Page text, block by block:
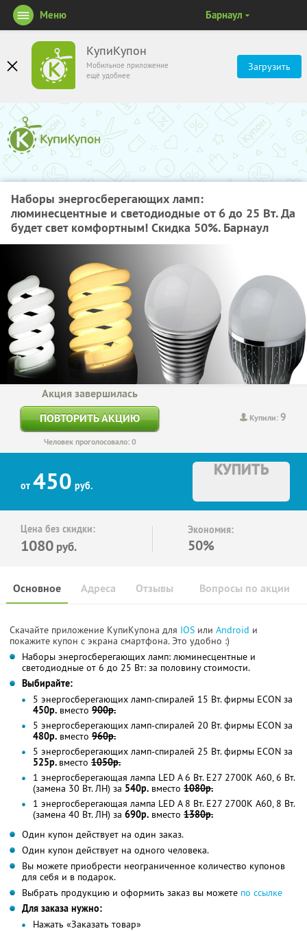
КупиКупон
Мобильное приложение
ещё удобнее
Загрузить
Меню Барнаул
Наборы энергосберегающих ламп:
люминесцентные и светодиодные от 6 до 25 Вт. Да
будет свет комфортным! Скидка 50%. Барнаул
Купили:9
Акция завершилась
ПОВТОРИТЬ АКЦИЮ
Человек проголосовало: 0
от 450 руб.
КУПИТЬ
Цена без скидки:
1080 руб.
Экономия:
50%
Основное Отзывы Вопросы по акции
Адреса
Скачайте приложение КупиКупона для IOS или Android и
покажите купон с экрана смартфона. Это удобно :)
Наборы энергосберегающих ламп: люминесцентные и
светодиодные от 6 до 25 Вт: за половину стоимости.
Выбирайте:
5 энергосберегающих ламп-спиралей 15 Вт. фирмы ECON за
450р. вместо 900р.
5 энергосберегающих ламп-спиралей 20 Вт. фирмы ECON за
480р. вместо 960р.
5 энергосберегающих ламп-спиралей 25 Вт. фирмы ECON за
525р. вместо 1050р.
1 энергосберегающая лампа LED A 6 Вт. E27 2700K A60, 6 Вт.
(замена 30 Вт. ЛН) за 540р. вместо 1080р.
1 энергосберегающая лампа LED A 8 Вт. E27 2700K A60, 8 Вт.
(замена 40 Вт. ЛН) за 690р. вместо 1380р.
Один купон действует на один заказ.
Один купон действует на одного человека.
Вы можете приобрести неограниченное количество купонов
для себя и в подарок.
Выбрать продукцию и оформить заказ вы можете по ссылке
Для заказа нужно:
Нажать «Заказать товар»